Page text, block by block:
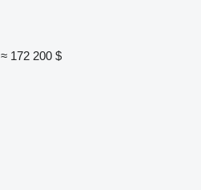
≈ 172 200 $